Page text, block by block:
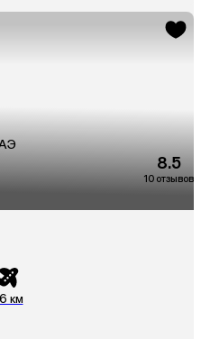
8.5
10 отзывов
км